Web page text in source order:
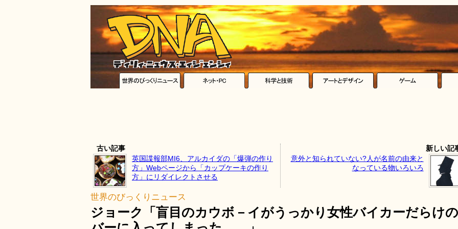
古い記事
英国諜報部MI6、アルカイダの「爆弾の作り
方」Webページから「カップケーキの作り
方」にリダイレクトさせる
新しい記
意外と知られていない?人が名前の由来と
なっている物いろいろ
世界のびっくりニュース
ジョーク「盲目のカウボ－イがうっかり女性バイカーだらけの